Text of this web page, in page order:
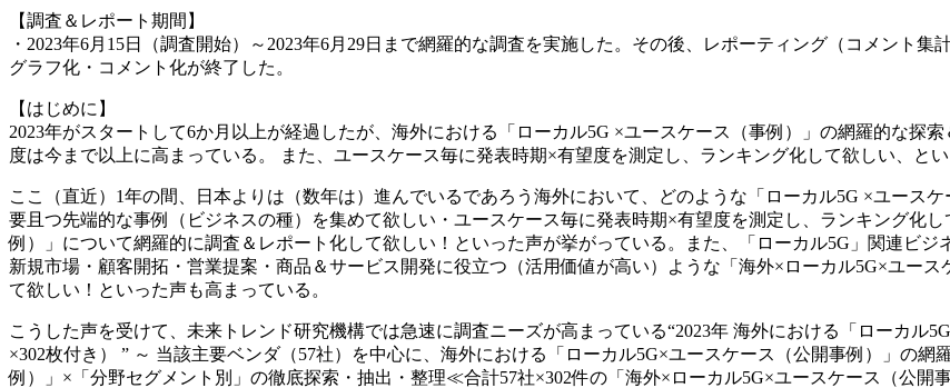
【調査＆レポート期間】
・2023年6月15日（調査開始）～2023年6月29日まで網羅的な調査を実施した。その後、レポーティング（コメント
グラフ化・コメント化が終了した。
【はじめに】
2023年がスタートして6か月以上が経過したが、海外における「ローカル5G ×ユースケース（事例）」の網羅的な
度は今まで以上に高まっている。 また、ユースケース毎に発表時期×有望度を測定し、ランキング化して欲しい、とい
ここ（直近）1年の間、日本よりは（数年は）進んでいるであろう海外において、どのような「ローカル5G ×ユース
要且つ先端的な事例（ビジネスの種）を集めて欲しい・ユースケース毎に発表時期×有望度を測定し、ランキング化
例）」について網羅的に調査＆レポート化して欲しい！といった声が挙がっている。また、「ローカル5G」関連ビ
新規市場・顧客開拓・営業提案・商品＆サービス開発に役立つ（活用価値が高い）ような「海外×ローカル5G×ユー
て欲しい！といった声も高まっている。
こうした声を受けて、未来トレンド研究機構では急速に調査ニーズが高まっている“2023年 海外における「ローカル
×302枚付き） ” ～ 当該主要ベンダ（57社）を中心に、海外における「ローカル5G×ユースケース（公開事例）」の
例）」×「分野セグメント別」の徹底探索・抽出・整理≪合計57社×302件の「海外×ローカル5G×ユースケース（公開